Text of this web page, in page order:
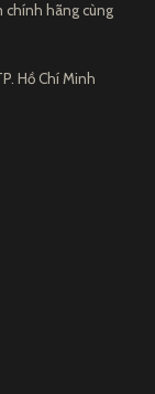
cấp bút bi cao
viết tuyệt vời
ngành, Kingpen
với chất lượng
dụng công nghệ
nhất để tạo ra
chính hãng cùng
Hồ Chí Minh